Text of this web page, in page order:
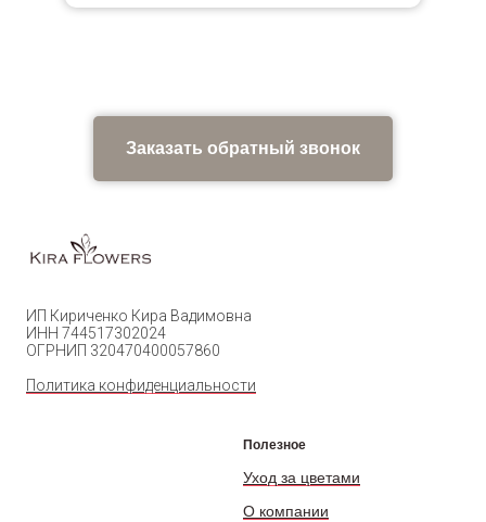
Заказать обратный звонок
ИП Кириченко Кира Вадимовна
ИНН 744517302024
ОГРНИП 320470400057860
Политика конфиденциальности
Полезное
Уход за цветами
О компании